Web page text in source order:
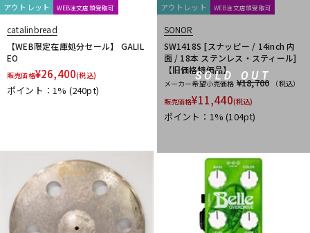
アウトレット WEB注文店頭受取可
catalinbread
【WEB限定在庫処分セール】 GALIL
EO
販売価格¥26,400(税込)
ポイント：1% (240pt)
SOLD OUT
アウトレット WEB注文店頭受取可
SONOR
SW1418S [スナッピー / 14inch 内
面 / 18本 ステンレス・スティール]
【旧価格特価品】
メーカー希望小売価格 ¥18,700
（税込）
販売価格¥11,440(税込)
ポイント：1%(104pt)